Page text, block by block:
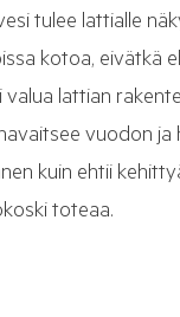
tulee lattialle
kotoa, eivätkä
valua lattian
vuodon
kuin ehtii
toteaa.